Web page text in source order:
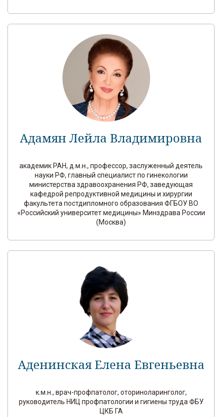
Адамян Лейла Владимировна
академик РАН, д.м.н., профессор, заслуженный деятель
науки РФ, главный специалист по гинекологии
министерства здравоохранения РФ, заведующая
кафедрой репродуктивной медицины и хирургии
факультета постдипломного образования ФГБОУ ВО
«Российский университет медицины» Минздрава России
(Москва)
Аденинская Елена Евгеньевна
к.м.н., врач-профпатолог, оториноларинголог,
руководитель НИЦ профпатологии и гигиены труда ФБУ
ЦКБ ГА